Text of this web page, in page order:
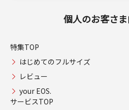
個人のお客さ
特集TOP
はじめてのフルサイズ
レビュー
your EOS.
サービスTOP